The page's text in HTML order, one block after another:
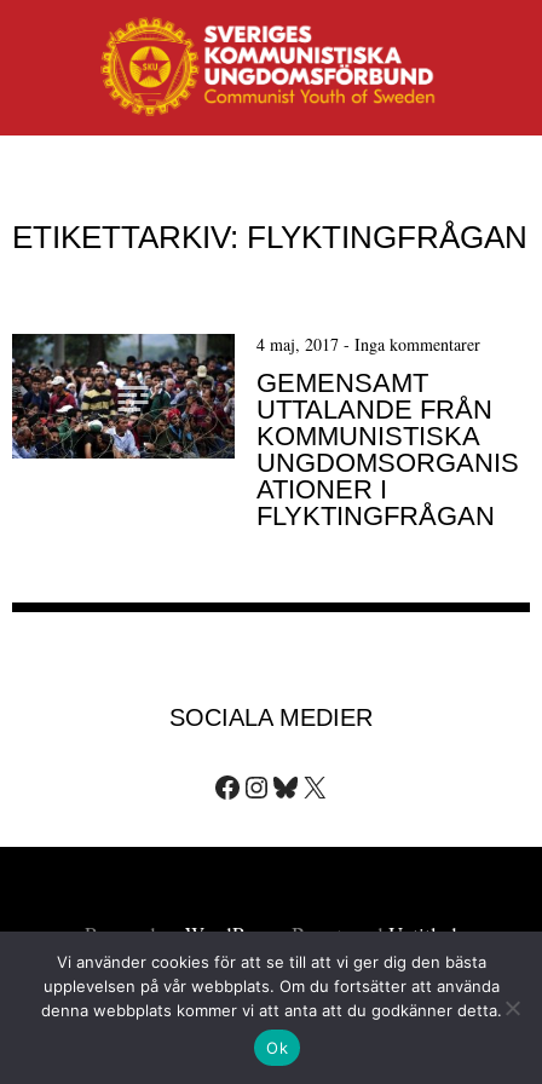
Hoppa till innehåll
ETIKETTARKIV: FLYKTINGFRÅGAN
4 maj, 2017 - Inga kommentarer
GEMENSAMT
UTTALANDE FRÅN
KOMMUNISTISKA
UNGDOMSORGANIS
ATIONER I
FLYKTINGFRÅGAN
SOCIALA MEDIER
Facebook
Instagram
Bluesky
X
Powered avWordPress·Byggt medUntitled
Vi använder cookies för att se till att vi ger dig den bästa
upplevelsen på vår webbplats. Om du fortsätter att använda
denna webbplats kommer vi att anta att du godkänner detta.
Ok